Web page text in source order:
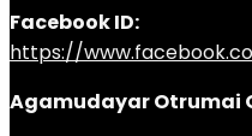
Facebook ID:
https://
Agamudayar Otrumai